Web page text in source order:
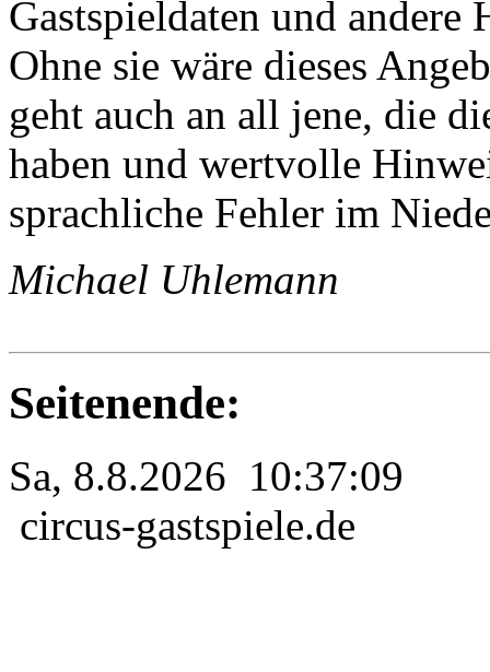
Gastspieldaten und andere
Ohne sie wäre dieses
geht auch an all jene, die
haben und wertvolle
sprachliche Fehler im
Michael Uhlemann
Seitenende:
Sa, 8.8.2026 10:37:09
circus-gastspiele.de